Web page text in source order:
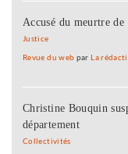
Accusé du meurtre de
Justice
Revue du web parLa
Christine Bouquin
département
Collectivités